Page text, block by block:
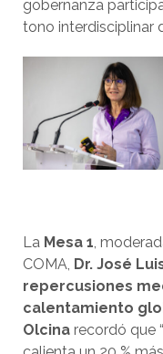
gobernanza
tono interdisciplinar
La Mesa 1,
COMA, Dr. José
repercusiones
calentamiento
Olcina recordó que